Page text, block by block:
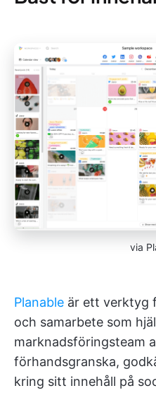
via
Planable är ett verktyg
och samarbete som
marknadsföringsteam
förhandsgranska,
kring sitt innehåll på